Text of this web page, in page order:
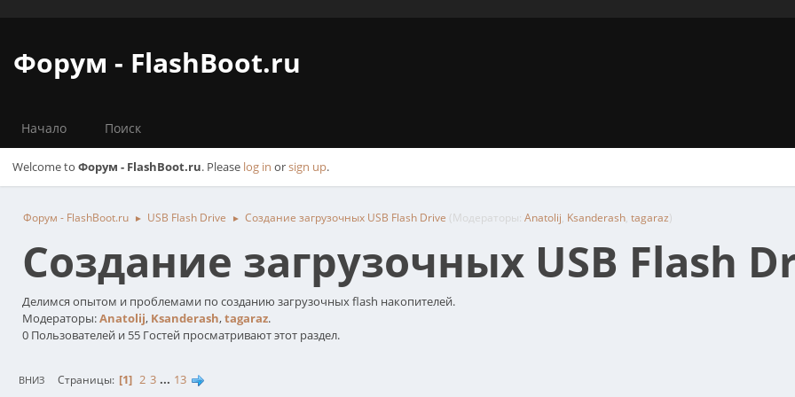
Форум - FlashBoot.ru
Начало Поиск
Welcome to Форум - FlashBoot.ru. Please log in orsign up.
Форум - FlashBoot.ru ► USB Flash Drive ► Создание загрузочных USB Flash Drive (Модераторы: Anatolij, Ksanderash, tagaraz)
Создание загрузочных USB Flash
Делимся опытом и проблемами по созданию загрузочных flash накопителей.
Модераторы:Anatolij, Ksanderash,tagaraz.
0 Пользователей и 55 Гостей просматривают этот раздел.
ВНИЗ Страницы 1 2 3 ... 13